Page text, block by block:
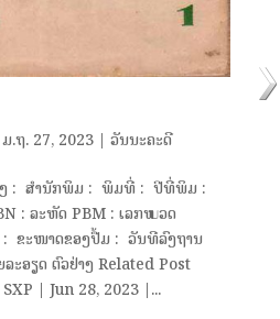
ມ.ຖ. 27, 2023| ວັນນະຄະດີ
: ສຳນັກພິມ : ພິມທີ່ : ປີທີ່ພິມ :
: ລະຫັດ PBM : ເລກໝວດ
: ຂະໜາດຂອງປື້ມ : ວັນທີລົງຖານ
ະອຽດ ຕົວຢ່າງ Related Post
| Jun 28, 2023 |...